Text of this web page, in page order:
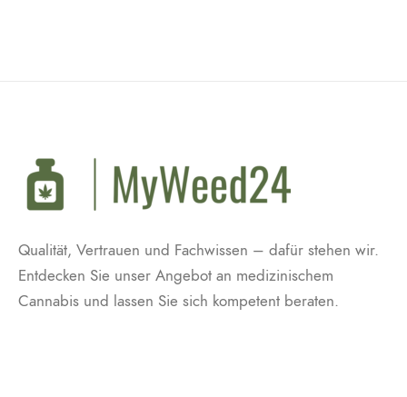
Qualität, Vertrauen und Fachwissen – dafür stehen wir.
Entdecken Sie unser Angebot an medizinischem
Cannabis und lassen Sie sich kompetent beraten.